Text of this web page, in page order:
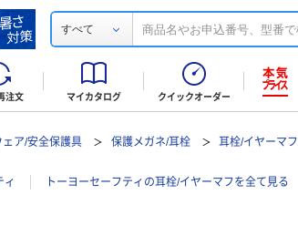
すべて
注文 マイカタログ クイックオーダー
ア/安全保護具 保護メガネ/耳栓 耳栓/イヤーマフ
ィ トーヨーセーフティの耳栓/イヤーマフを全て見る